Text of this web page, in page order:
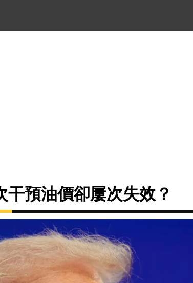
干預油價卻屢次失效？